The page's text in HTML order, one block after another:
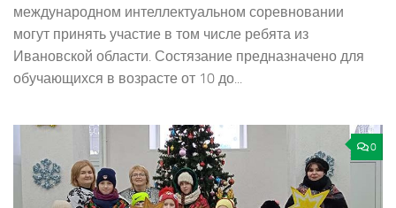
международном интеллектуальном соревновании
могут принять участие в том числе ребята из
Ивановской области. Состязание предназначено для
обучающихся в возрасте от 10 до...
0